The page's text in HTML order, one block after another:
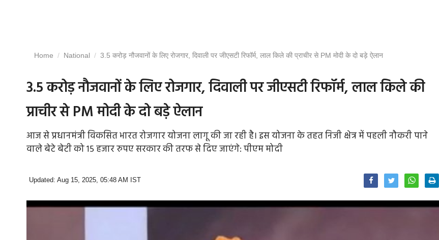
Home National 3.5 करोड़ नौजवानों के लिए रोजगार, दिवाली पर जीएसटी रिफॉर्म, लाल किले की प्राचीर से PM मोदी के दो बड़े ऐलान
3.5 करोड़ नौजवानों के लिए रोजगार, दिवाली पर जीएसटी रिफॉर्म, लाल किले की
प्राचीर से PM मोदी के दो बड़े ऐलान
आज से प्रधानमंत्री विकसित भारत रोजगार योजना लागू की जा रही है। इस योजना के तहत निजी क्षेत्र में पहली नौकरी पाने
वाले बेटे बेटी को 15 हजार रुपए सरकार की तरफ से दिए जाएंगे: पीएम मोदी
Updated: Aug 15, 2025, 05:48 AM IST